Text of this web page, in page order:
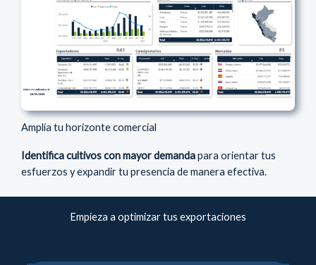
Amplía tu horizonte comercial
Identifica cultivos con mayor demandapara orientar tus
esfuerzos y expandir tu presencia de manera efectiva.
Empieza a optimizar tus exportaciones